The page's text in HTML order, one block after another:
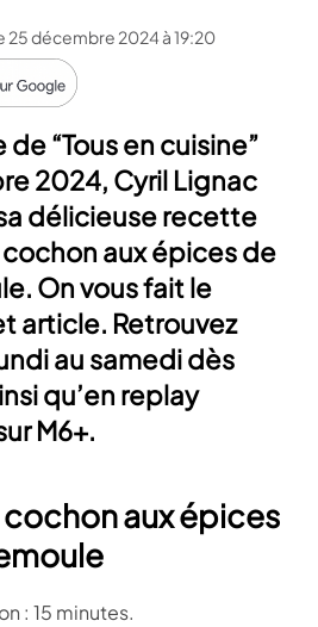
25 décembre 2024 à 19:20
de “Tous en cuisine”
2024, Cyril Lignac
délicieuse recette
aux épices de
On vous fait le
article. Retrouvez
au samedi dès
qu’en replay
M6+.
aux épices
: 15 minutes.